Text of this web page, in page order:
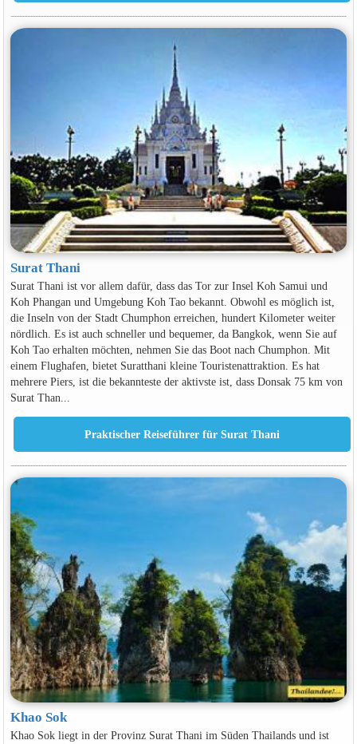
Surat Thani
Surat Thani ist vor allem dafür, dass das Tor zur Insel Koh Samui und
Koh Phangan und Umgebung Koh Tao bekannt. Obwohl es möglich ist,
die Inseln von der Stadt Chumphon erreichen, hundert Kilometer weiter
nördlich. Es ist auch schneller und bequemer, da Bangkok, wenn Sie auf
Koh Tao erhalten möchten, nehmen Sie das Boot nach Chumphon. Mit
einem Flughafen, bietet Suratthani kleine Touristenattraktion. Es hat
mehrere Piers, ist die bekannteste der aktivste ist, dass Donsak 75 km von
Surat Than...
Khao Sok
Khao Sok liegt in der Provinz Surat Thani im Süden Thailands und ist